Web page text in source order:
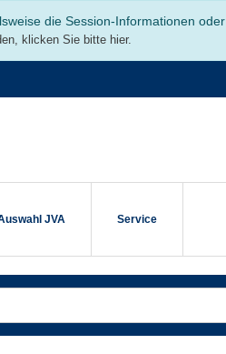
die Session-Informationen
klicken Sie bitte hier.
JVA Service